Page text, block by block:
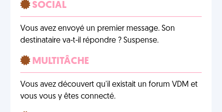
SOCIAL
Vous avez envoyé un premier message. Son
destinataire va-t-il répondre ? Suspense.
MULTITÂCHE
Vous avez découvert qu'il existait un forum VDM et
vous vous y êtes connecté.